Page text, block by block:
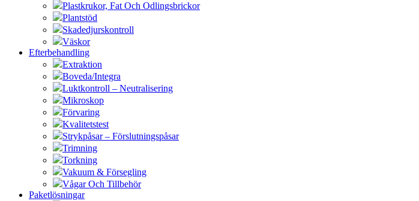
Plastkrukor, Fat Och Odlingsbrickor
Plantstöd
Skadedjurskontroll
Väskor
Efterbehandling
Extraktion
Boveda/Integra
Luktkontroll – Neutralisering
Mikroskop
Förvaring
Kvalitetstest
Strykpåsar – Förslutningspåsar
Trimning
Torkning
Vakuum & Försegling
Vågar Och Tillbehör
Paketlösningar